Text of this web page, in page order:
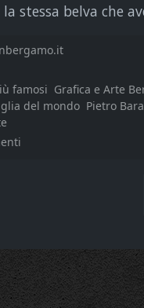
stessa belva che
famosi Grafica e Arte
del mondo Pietro